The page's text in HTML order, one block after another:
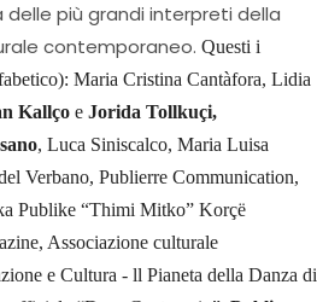
più grandi interpreti della
contemporaneo. Questi i
Maria Cristina Cantàfora, Lidia
Kallçoe Jorida Tollkuçi,
, Luca Siniscalco, Maria Luisa
Verbano, Publierre Communication,
Publike “Thimi Mitko” Korçë
Associazione culturale
e Cultura - ll Pianeta della Danza di